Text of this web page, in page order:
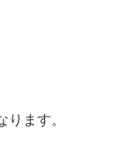
ります。